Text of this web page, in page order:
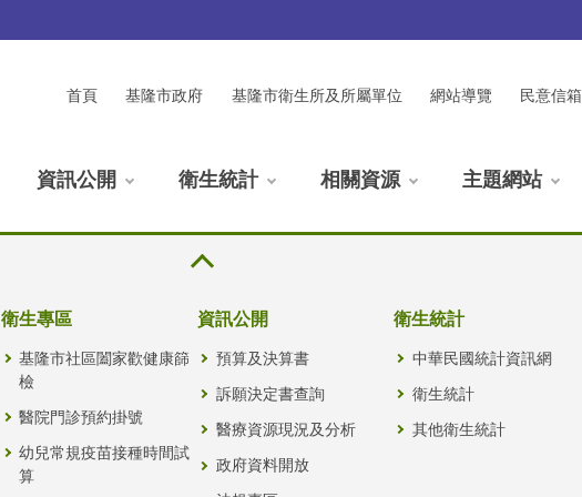
首頁 基隆市政府 基隆市衛生所及所屬單位 網站導覽 民意信箱
資訊公開 衛生統計 相關資源 主題網站
衛生專區
基隆市社區闔家歡健康篩
檢
醫院門診預約掛號
幼兒常規疫苗接種時間試
算
資訊公開
預算及決算書
訴願決定書查詢
醫療資源現況及分析
政府資料開放
衛生統計
中華民國統計資訊網
衛生統計
其他衛生統計